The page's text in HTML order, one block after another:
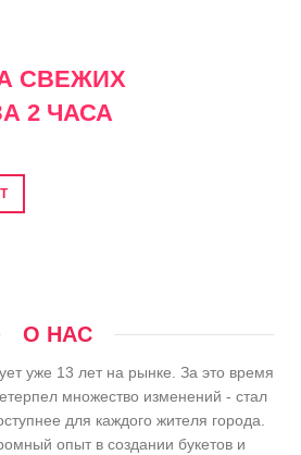
СВЕЖИХ
2 ЧАСА
О НАС
уже 13 лет на рынке. За это время
множество изменений - стал
для каждого жителя города.
опыт в создании букетов и